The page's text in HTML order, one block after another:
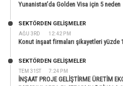
Yunanistan’da Golden Visa için 5 neden
AĞU 3RD 12:42 PM
SEKTÖRDEN GELIŞMELER
Konut inşaat firmaları şikayetleri yüzde
TEM 31ST 7:24 PM
SEKTÖRDEN GELIŞMELER
İNŞAAT PROJE GELİŞTİRME ÜRETİM